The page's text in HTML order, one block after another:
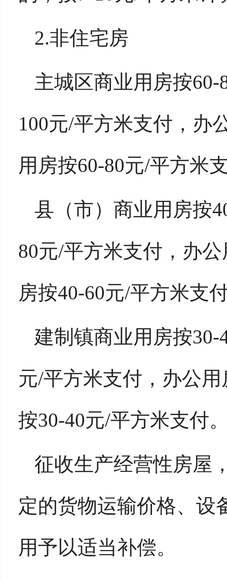
2.非住宅房
主城区商业用房按
100元/平方米支付，办
用房按60-80元/平方米
县（市）商业用房按
80元/平方米支付，办
房按40-60元/平方米支
建制镇商业用房按
元/平方米支付，办公
按30-40元/平方米支付
征收生产经营性房屋
定的货物运输价格、设
用予以适当补偿。